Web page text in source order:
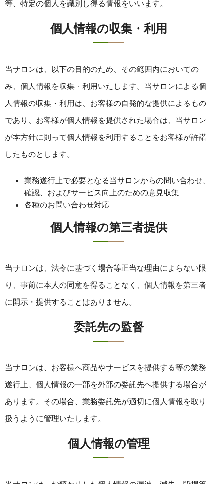
等、特定の個人を識別し得る情報をいいます。
個人情報の収集・利用
当サロンは、以下の目的のため、その範囲内においての
み、個人情報を収集・利用いたします。当サロンによる個
人情報の収集・利用は、お客様の自発的な提供によるもの
であり、お客様が個人情報を提供された場合は、当サロン
が本方針に則って個人情報を利用することをお客様が許諾
したものとします。
業務遂行上で必要となる当サロンからの問い合わせ、
確認、およびサービス向上のための意見収集
各種のお問い合わせ対応
個人情報の第三者提供
当サロンは、法令に基づく場合等正当な理由によらない限
り、事前に本人の同意を得ることなく、個人情報を第三者
に開示・提供することはありません。
委託先の監督
当サロンは、お客様へ商品やサービスを提供する等の業務
遂行上、個人情報の一部を外部の委託先へ提供する場合が
あります。その場合、業務委託先が適切に個人情報を取り
扱うように管理いたします。
個人情報の管理